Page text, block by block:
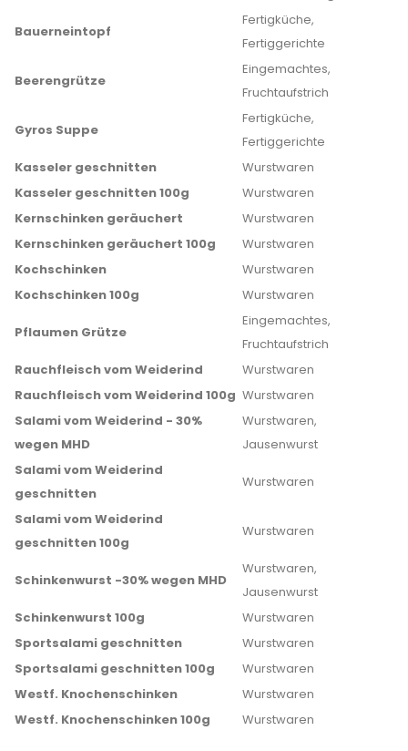
Bauerneintopf
Fertigküche,
Fertiggerichte
Beerengrütze
Eingemachtes,
Fruchtaufstrich
Gyros Suppe
Fertigküche,
Fertiggerichte
Kasseler geschnitten
Wurstwaren
Kasseler geschnitten 100g
Wurstwaren
Kernschinken geräuchert
Wurstwaren
Kernschinken geräuchert 100g
Wurstwaren
Kochschinken
Wurstwaren
Kochschinken 100g
Wurstwaren
Pflaumen Grütze
Eingemachtes,
Fruchtaufstrich
Rauchfleisch vom Weiderind
Wurstwaren
Rauchfleisch vom Weiderind 100g Wurstwaren
Salami vom Weiderind - 30%
wegen MHD
Wurstwaren,
Jausenwurst
Salami vom Weiderind
geschnitten
Wurstwaren
Salami vom Weiderind
geschnitten 100g
Wurstwaren
Schinkenwurst -30% wegen MHD
Wurstwaren,
Jausenwurst
Schinkenwurst 100g
Wurstwaren
Sportsalami geschnitten
Wurstwaren
Sportsalami geschnitten 100g
Wurstwaren
Westf. Knochenschinken
Wurstwaren
Westf. Knochenschinken 100g
Wurstwaren